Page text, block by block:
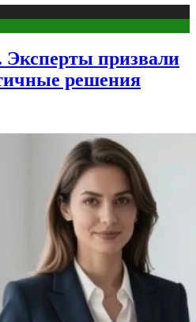
Эксперты призвали
решения